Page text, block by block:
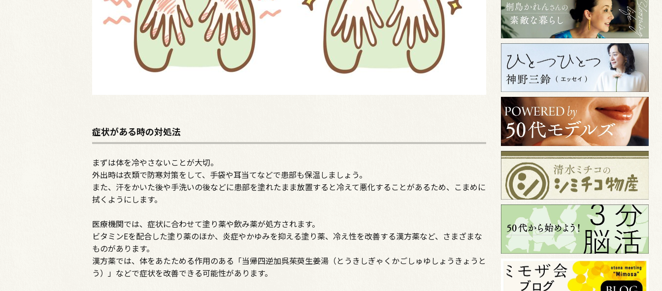
症状がある時の対処法
まずは体を冷やさないことが大切。
外出時は衣類で防寒対策をして、手袋や耳当てなどで患部も保温しましょう。
また、汗をかいた後や手洗いの後などに患部を塗れたまま放置すると冷えて悪化することがあるため、こまめに
拭くようにします。
医療機関では、症状に合わせて塗り薬や飲み薬が処方されます。
ビタミンEを配合した塗り薬のほか、炎症やかゆみを抑える塗り薬、冷え性を改善する漢方薬など、さまざまな
ものがあります。
漢方薬では、体をあたためる作用のある「当帰四逆加呉茱萸生姜湯（とうきしぎゃくかごしゅゆしょうきょうと
う）」などで症状を改善できる可能性があります。